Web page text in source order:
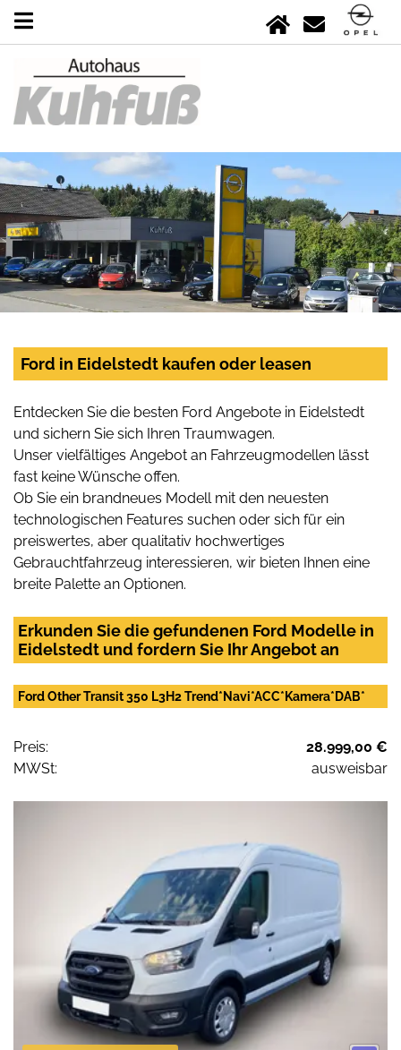
Ford in Eidelstedt kaufen oder leasen
Entdecken Sie die besten Ford Angebote in Eidelstedt
und sichern Sie sich Ihren Traumwagen.
Unser vielfältiges Angebot an Fahrzeugmodellen lässt
fast keine Wünsche offen.
Ob Sie ein brandneues Modell mit den neuesten
technologischen Features suchen oder sich für ein
preiswertes, aber qualitativ hochwertiges
Gebrauchtfahrzeug interessieren, wir bieten Ihnen eine
breite Palette an Optionen.
Erkunden Sie die gefundenen Ford Modelle in
Eidelstedt und fordern Sie Ihr Angebot an
Ford Other Transit 350 L3H2 Trend*Navi*ACC*Kamera*DAB*
Preis:
28.999,00 €
MWSt:
ausweisbar